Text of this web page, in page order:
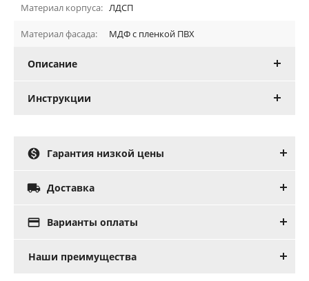
Материал корпуса: ЛДСП
Материал фасада: МДФ с пленкой ПВХ
Описание
Инструкции
 Гарантия низкой цены
 Доставка
 Варианты оплаты
Наши преимущества